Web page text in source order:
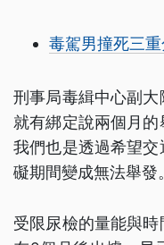
毒駕男撞死三
刑事局毒緝中心副大
就有綁定說兩個月的
我們也是透過希望
礙期間變成無法舉發
受限尿檢的量能與